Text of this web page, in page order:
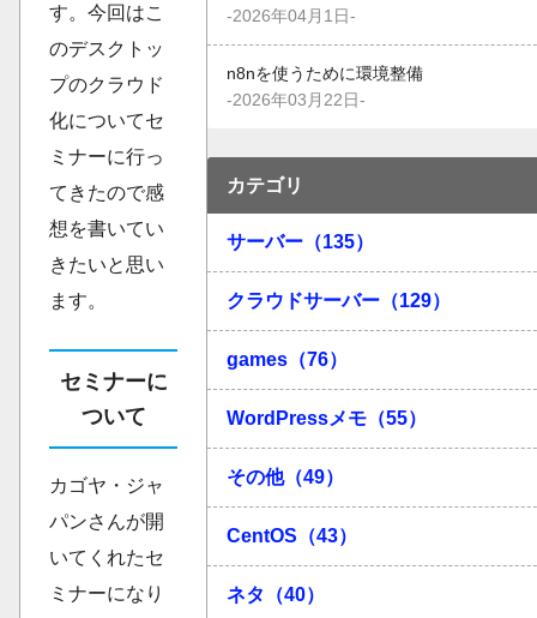
す。今回はこ
のデスクトッ
プのクラウド
化についてセ
ミナーに行っ
てきたので感
想を書いてい
きたいと思い
ます。
セミナーに
ついて
カゴヤ・ジャ
パンさんが開
いてくれたセ
ミナーになり
-2026年04月1日-
n8nを使うために環境整備
-2026年03月22日-
カテゴリ
サーバー（135）
クラウドサーバー（129）
games（76）
WordPressメモ（55）
その他（49）
CentOS（43）
ネタ（40）